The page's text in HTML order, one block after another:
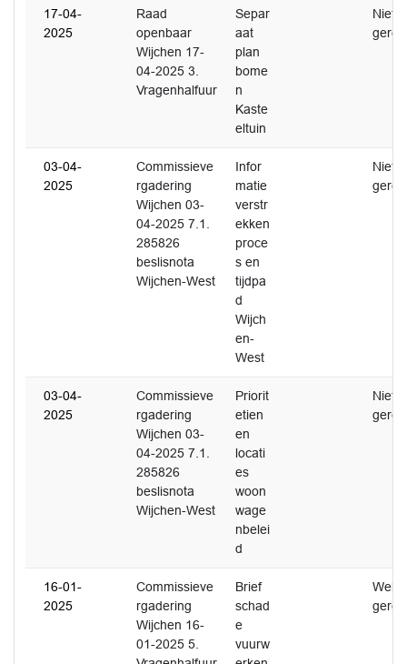
17-04-
2025
Raad
openbaar
Wijchen 17-
04-2025 3.
Vragenhalfuur
Separ
aat
plan
bome
n
Kaste
eltuin
Niet
03-04-
2025
Commissieve
rgadering
Wijchen 03-
04-2025 7.1.
285826
beslisnota
Wijchen-West
Infor
matie
verstr
ekken
proce
s en
tijdpa
d
Wijch
en-
West
Niet
03-04-
2025
Commissieve
rgadering
Wijchen 03-
04-2025 7.1.
285826
beslisnota
Wijchen-West
Priorit
etien
en
locati
es
woon
wage
nbelei
d
Niet
16-01-
2025
Commissieve
rgadering
Wijchen 16-
01-2025 5.
Brief
schad
e
vuurw
Wel